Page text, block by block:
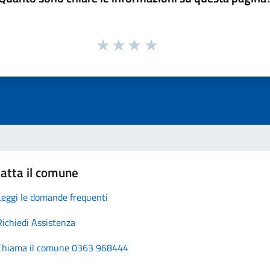
il comune
le domande frequenti
Assistenza
il comune 0363 968444